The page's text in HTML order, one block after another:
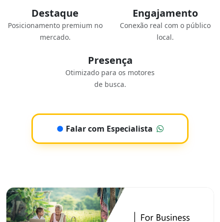
Destaque
Posicionamento premium no
mercado.
Engajamento
Conexão real com o público
local.
Presença
Otimizado para os motores
de busca.
● Falar com Especialista